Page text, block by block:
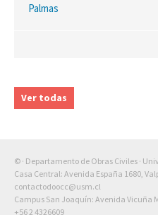
Palmas
Ver todas
© · Departamento de Obras Civiles ·
Casa Central: Avenida España 1680,
contactodoocc@usm.cl
Campus San Joaquín: Avenida Vicuña
+56 2 4326609